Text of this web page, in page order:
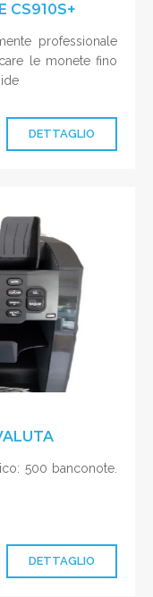
CS910S+
professionale
le monete fino
DETTAGLIO
500 banconote.
DETTAGLIO